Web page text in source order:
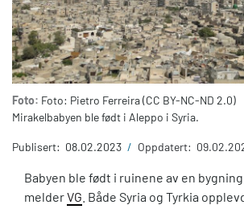
Foto: Foto: Pietro Ferreira (CC BY-NC-ND 2.0)
Mirakelbabyen ble født i Aleppo i Syria.
Publisert: 08.02.2023 / Oppdatert:
Babyen ble født i ruinene av en
melderVG . Både Syria og Tyrkia